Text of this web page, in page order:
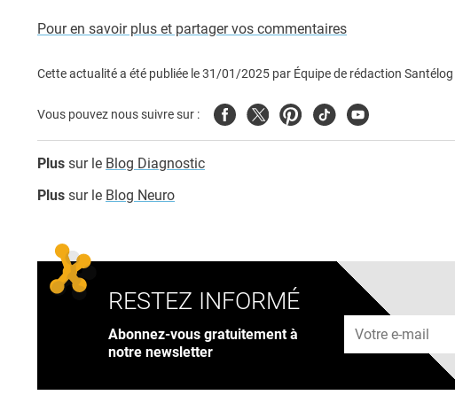
Pour en savoir plus et partager vos commentaires
Cette actualité a été publiée le31/01/2025 par Équipe de rédaction Santélog
Vous pouvez nous suivre sur : FacebookTwitterPinterest
TiktokYoutube
Plus sur le Blog Diagnostic
Plus sur le Blog Neuro
RESTEZ INFORMÉ
Abonnez-vous gratuitement à
notre newsletter
Adresse e-mail